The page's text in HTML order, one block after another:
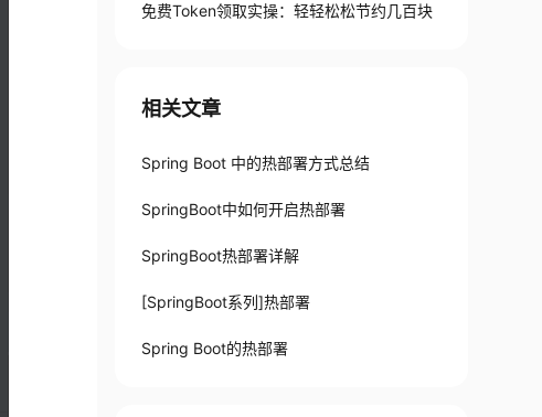
免费Token领取实操：轻轻松松节约几百块
相关文章
Spring Boot 中的热部署方式总结
SpringBoot中如何开启热部署
SpringBoot热部署详解
[SpringBoot系列]热部署
Spring Boot的热部署